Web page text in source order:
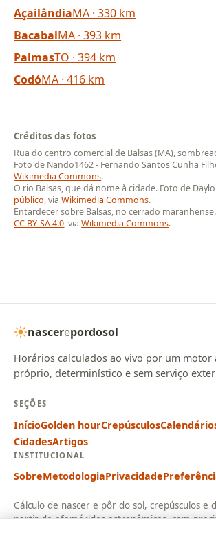
AçailândiaMA · 330 km
BacabalMA · 393 km
PalmasTO · 394 km
CodóMA · 416 km
Créditos das fotos
Rua do centro comercial de Balsas (MA),
Foto de Nando1462 - Fernando Santos Cunha
Wikimedia Commons.
O rio Balsas, que dá nome à cidade. Foto de
público, viaWikimedia Commons.
Entardecer sobre Balsas, no cerrado
CC BY-SA 4.0, viaWikimedia Commons.
nascerepordosol
Horários calculados ao vivo por um motor
próprio, determinístico e sem serviço
SEÇÕES
InícioGolden hourCrepúsculos
CidadesArtigos
INSTITUCIONAL
SobreMetodologiaPrivacidade
Cálculo de nascer e pôr do sol, crepúsculos e
partir de efemérides astronômicas, com